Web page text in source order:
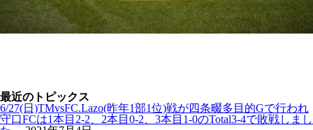
最近のトピックス
6/27(日)TMvsFC.Lazo(昨年1部1位)戦が四条畷多目的Gで行われ
守口FCは1本目2-2、2本目0-2、3本目1-0のTotal3-4で敗戦しまし